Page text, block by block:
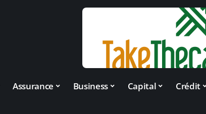
Assurance Business Capital Crédit